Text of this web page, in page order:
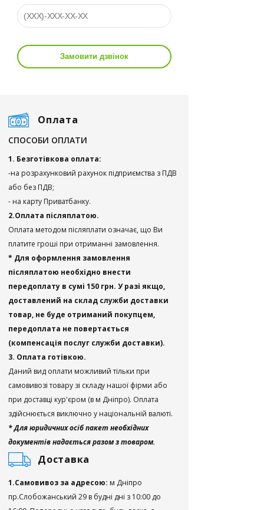
Замовити дзвінок
Оплата
СПОСОБИ ОПЛАТИ
1. Безготівкова оплата:
-на розрахунковий рахунок підприємства з ПДВ
або без ПДВ;
- на карту Приватбанку.
2.Оплата післяплатою.
Оплата методом післяплати означає, що Ви
платите гроші при отриманні замовлення.
* Для оформлення замовлення
післяплатою необхідно внести
передоплату в сумі 150 грн. У разі якщо,
доставлений на склад служби доставки
товар, не буде отриманий покупцем,
передоплата не повертається
(компенсація послуг служби доставки).
3. Оплата готівкою.
Даний вид оплати можливий тільки при
самовивозі товару зі складу нашої фірми або
при доставці кур'єром (в м Дніпро). Оплата
здійснюється виключно у національній валюті.
* Для юридичних осіб пакет необхідних
документів надається разом з товаром.
Доставка
1.Самовивоз за адресою: м Дніпро
пр.Слобожанський 29 в будні дні з 10:00 до